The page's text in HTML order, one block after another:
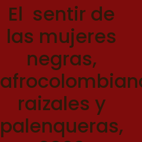
El sentir de
las mujeres
negras,
raizales y
palenqueras,